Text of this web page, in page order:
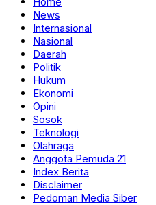
News
Internasional
Nasional
Daerah
Politik
Hukum
Ekonomi
Opini
Sosok
Teknologi
Olahraga
Anggota Pemuda 21
Index Berita
Disclaimer
Pedoman Media Siber